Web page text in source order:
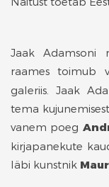
Jaak Adamsoni
raames toimub
galeriis. Jaak
tema
vanem poeg
kirjapanekute
läbi kunstnik